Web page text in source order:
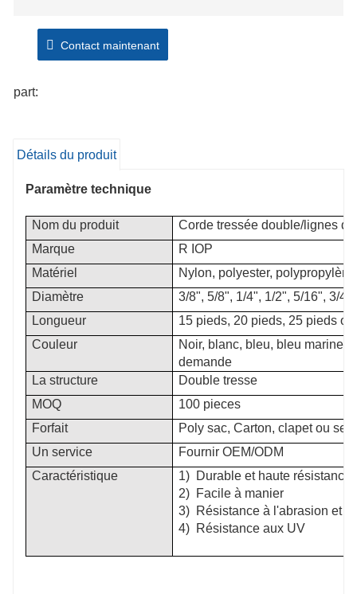
Contact maintenant
part:
Détails du produit
Paramètre technique
Nom du produit
Corde tressée double/lignes
Marque
R IOP
Matériel
Nylon, polyester,
Diamètre
3/8", 5/8", 1/4", 1/2", 5/16", 3/
Longueur
15 pieds, 20 pieds, 25 pieds
Couleur
Noir, blanc, bleu, bleu marine,
demande
La structure
Double tresse
MOQ
100 pieces
Forfait
Poly sac, Carton, clapet ou
Un service
Fournir OEM/ODM
Caractéristique
1) Durable et haute résistance
2) Facile à manier
3) Résistance à l'abrasion et
4) Résistance aux UV